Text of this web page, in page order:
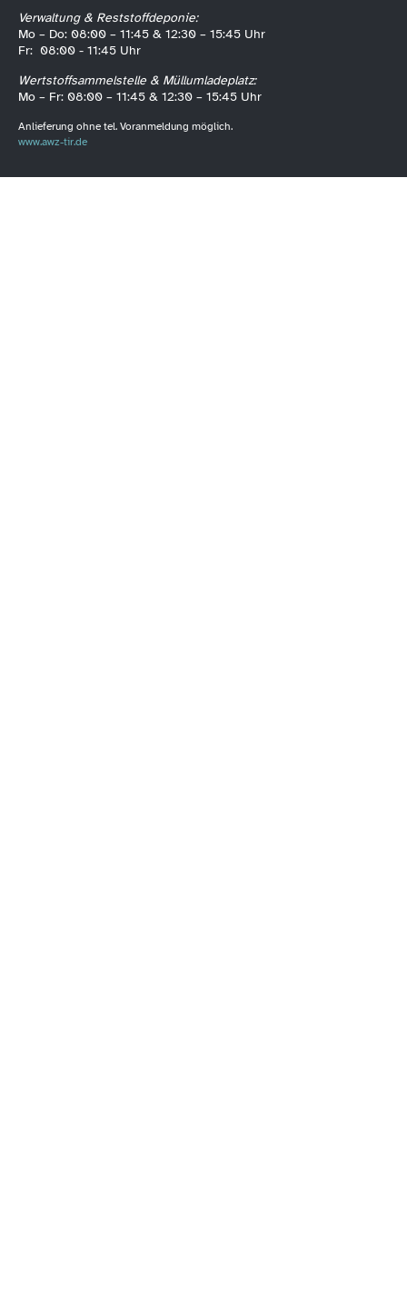
Verwaltung & Reststoffdeponie:
Mo – Do: 08:00 – 11:45 & 12:30 – 15:45 Uhr
Fr: 08:00 - 11:45 Uhr
Wertstoffsammelstelle & Müllumladeplatz:
Mo – Fr: 08:00 – 11:45 & 12:30 – 15:45 Uhr
Anlieferung ohne tel. Voranmeldung möglich.
www.awz-tir.de